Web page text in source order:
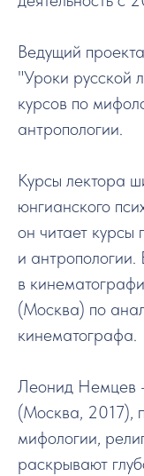
Ведущий
"Уроки русской
курсов по
антропологии.
Курсы лектора
юнгианского
он читает
и антропологии.
в
(Москва) по
кинематографа.
Леонид Немцев
(Москва, 2017),
мифологии,
раскрывают